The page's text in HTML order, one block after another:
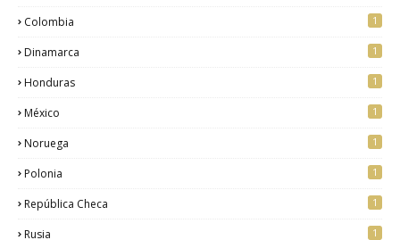
Colombia 1
Dinamarca 1
Honduras 1
México 1
Noruega 1
Polonia 1
República Checa 1
Rusia 1